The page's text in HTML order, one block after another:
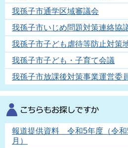
我孫子市通学区域審議会
我孫子市いじめ問題対策連絡協
我孫子市子ども虐待等防止対策
我孫子市子ども・子育て会議
我孫子市放課後対策事業運営委
報道提供資料 令和5年度（令和
月）